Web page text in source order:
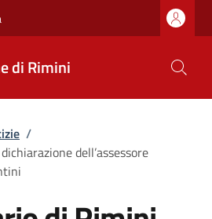
di Rimini
/
dell’assessore